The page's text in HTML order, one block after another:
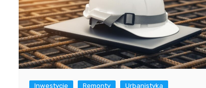
Inwestycje Remonty Urbanistyka